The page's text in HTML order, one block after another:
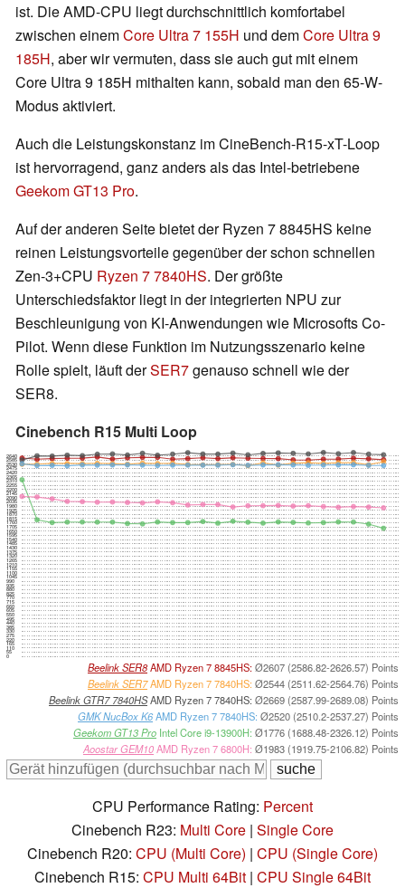
ist. Die AMD-CPU liegt durchschnittlich komfortabel
zwischen einemCore Ultra 7 155H und demCore Ultra 9
185H, aber wir vermuten, dass sie auch gut mit einem
Core Ultra 9 185H mithalten kann, sobald man den 65-W-
Modus aktiviert.
Auch die Leistungskonstanz im CineBench-R15-xT-Loop
ist hervorragend, ganz anders als das Intel-betriebene
Geekom GT13 Pro.
Auf der anderen Seite bietet der Ryzen 7 8845HS keine
reinen Leistungsvorteile gegenüber der schon schnellen
Zen-3+CPU Ryzen 7 7840HS. Der größte
Unterschiedsfaktor liegt in der integrierten NPU zur
Beschleunigung von KI-Anwendungen wie Microsofts Co-
Pilot. Wenn diese Funktion im Nutzungsszenario keine
Rolle spielt, läuft derSER7genauso schnell wie der
SER8.
Cinebench R15 Multi Loop
0
55
110
165
220
275
330
385
440
495
550
605
660
715
770
825
880
935
990
1045
1100
1155
1210
1265
1320
1375
1430
1485
1540
1595
1650
1705
1760
1815
1870
1925
1980
2035
2090
2145
2200
2255
2310
2365
2420
2475
2530
2585
2640
Beelink SER8AMD Ryzen 7 8845HS:Ø2607 (2586.82-2626.57) Points
Beelink SER7AMD Ryzen 7 7840HS:Ø2544 (2511.62-2564.76) Points
Beelink GTR7 7840HSAMD Ryzen 7 7840HS: Ø2669 (2587.99-2689.08) Points
GMK NucBox K6AMD Ryzen 7 7840HS: Ø2520 (2510.2-2537.27) Points
Geekom GT13 Pro Intel Core i9-13900H: Ø1776 (1688.48-2326.12) Points
Aoostar GEM10AMD Ryzen 7 6800H: Ø1983 (1919.75-2106.82) Points
CPU Performance Rating: Percent
Cinebench R23: Multi Core | Single Core
Cinebench R20: CPU (Multi Core) | CPU (Single Core)
Cinebench R15: CPU Multi 64Bit | CPU Single 64Bit